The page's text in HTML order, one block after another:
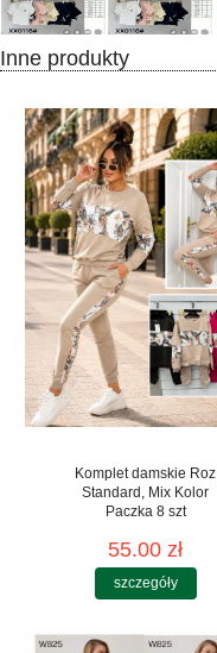
Inne produkty
Komplet damskie Roz
Standard, Mix Kolor
Paczka 8 szt
55.00 zł
szczegóły